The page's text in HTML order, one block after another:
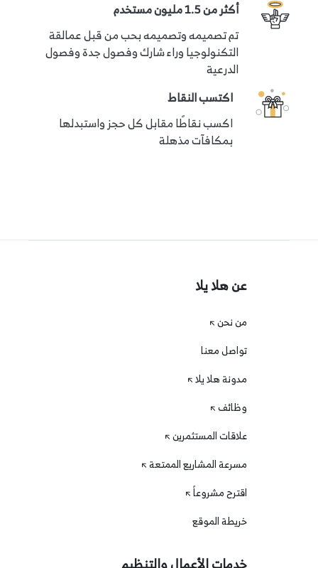
أكثر من 1.5 مليون مستخدم
تم تصميمه وتصميمه بحب من قبل عمالقة
التكنولوجيا وراء شارك وفصول جدة وفصول
الدرعية
اكتسب النقاط
اكسب نقاطًا مقابل كل حجز واستبدلها
بمكافآت مذهلة
عن هلا يلا
من نحن
تواصل معنا
مدونة هلا يلا
وظائف
علاقات المستثمرين
مسرعة المشاريع الممتعة
اقترح مشروعاً
خريطة الموقع